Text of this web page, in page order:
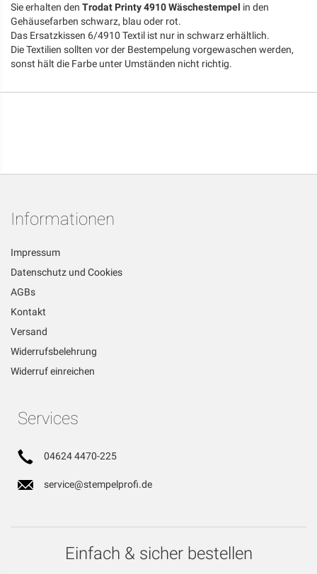
Sie erhalten den Trodat Printy 4910 Wäschestempel in den
Gehäusefarben schwarz, blau oder rot.
Das Ersatzkissen 6/4910 Textil ist nur in schwarz erhältlich.
Die Textilien sollten vor der Bestempelung vorgewaschen werden,
sonst hält die Farbe unter Umständen nicht richtig.
Informationen
Impressum
Datenschutz und Cookies
AGBs
Kontakt
Versand
Widerrufsbelehrung
Widerruf einreichen
Services
04624 4470-225
service@stempelprofi.de
Einfach & sicher bestellen